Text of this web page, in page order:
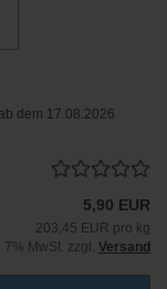
dem 17.08.2026
5,90 EUR
203,45 EUR pro kg
7% MwSt. zzgl. Versand